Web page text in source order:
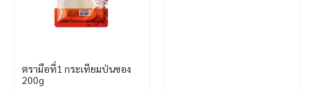
ตรามือที่1 กระเทียมป่นซอง
200g